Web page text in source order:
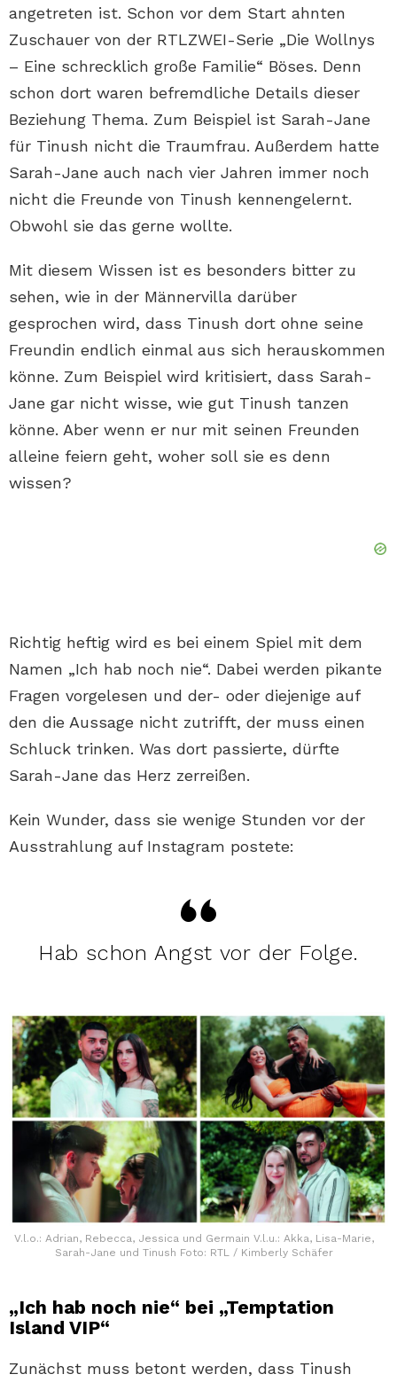
angetreten ist. Schon vor dem Start ahnten
Zuschauer von der RTLZWEI-Serie „Die Wollnys
– Eine schrecklich große Familie“ Böses. Denn
schon dort waren befremdliche Details dieser
Beziehung Thema. Zum Beispiel ist Sarah-Jane
für Tinush nicht die Traumfrau. Außerdem hatte
Sarah-Jane auch nach vier Jahren immer noch
nicht die Freunde von Tinush kennengelernt.
Obwohl sie das gerne wollte.
Mit diesem Wissen ist es besonders bitter zu
sehen, wie in der Männervilla darüber
gesprochen wird, dass Tinush dort ohne seine
Freundin endlich einmal aus sich herauskommen
könne. Zum Beispiel wird kritisiert, dass Sarah-
Jane gar nicht wisse, wie gut Tinush tanzen
könne. Aber wenn er nur mit seinen Freunden
alleine feiern geht, woher soll sie es denn
wissen?
Richtig heftig wird es bei einem Spiel mit dem
Namen „Ich hab noch nie“. Dabei werden pikante
Fragen vorgelesen und der- oder diejenige auf
den die Aussage nicht zutrifft, der muss einen
Schluck trinken. Was dort passierte, dürfte
Sarah-Jane das Herz zerreißen.
Kein Wunder, dass sie wenige Stunden vor der
Ausstrahlung auf Instagram postete:
Hab schon Angst vor der Folge.
V.l.o.: Adrian, Rebecca, Jessica und Germain V.l.u.: Akka, Lisa-Marie,
Sarah-Jane und Tinush Foto: RTL / Kimberly Schäfer
„Ich hab noch nie“ bei „Temptation
Island VIP“
Zunächst muss betont werden, dass Tinush